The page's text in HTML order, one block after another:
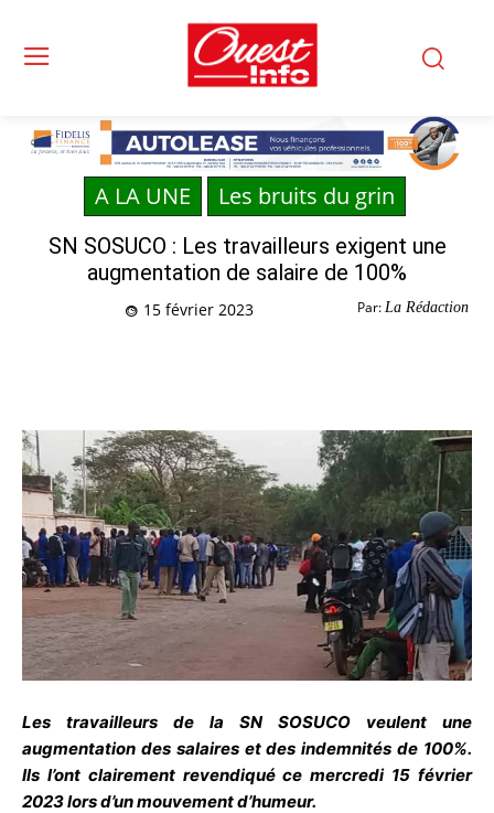
A LA UNE Les bruits du grin
SN SOSUCO : Les travailleurs exigent une
augmentation de salaire de 100%
Par: La Rédaction
15 février 2023
Les travailleurs de la SN SOSUCO veulent une
augmentation des salaires et des indemnités de 100%.
Ils l’ont clairement revendiqué ce mercredi 15 février
2023 lors d’un mouvement d’humeur.